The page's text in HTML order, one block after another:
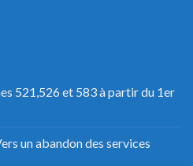
521,526 et 583 à partir du 1er
un abandon des services